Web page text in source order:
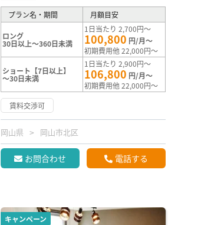
プラン名・期間 月額目安
ロング
30日以上～360日未満
1日当たり 2,700円～
100,800 円/月～
初期費用他 22,000円～
ショート【7日以上】
～30日未満
1日当たり 2,900円～
106,800 円/月～
初期費用他 22,000円～
賃料交渉可
岡山県 岡山市北区
お問合わせ 電話する
キャンペーン